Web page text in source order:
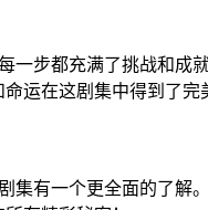
一步都充满了挑战和成
运在这剧集中得到了完
集有一个更全面的了解